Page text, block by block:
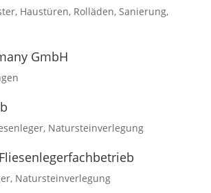
, Haustüren, Rolläden,Sanierung,
GmbH
, Natursteinverlegung
, Natursteinverlegung